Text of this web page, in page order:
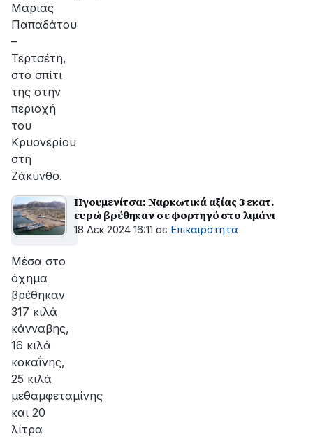
Μαρίας
Παπαδάτου
–
Τερτσέτη,
στο σπίτι
της στην
περιοχή
του
Κρυονερίου
στη
Ζάκυνθο.
Ηγουμενίτσα: Ναρκωτικά αξίας 3 εκατ.
ευρώ βρέθηκαν σε φορτηγό στο λιμάνι
18 Δεκ 2024 16:11 σε Επικαιρότητα
Μέσα στο
όχημα
βρέθηκαν
317 κιλά
κάνναβης,
16 κιλά
κοκαΐνης,
25 κιλά
μεθαμφεταμίνης
και 20
λίτρα